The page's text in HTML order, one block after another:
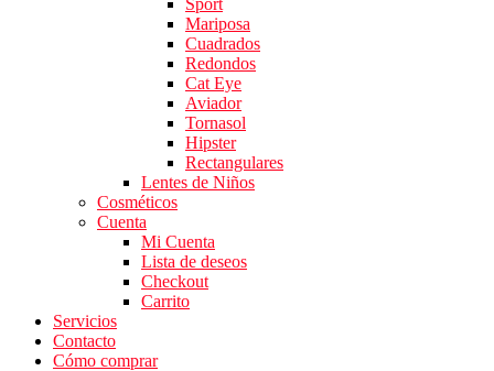
Sport
Mariposa
Cuadrados
Redondos
Cat Eye
Aviador
Tornasol
Hipster
Rectangulares
Lentes de Niños
Cosméticos
Cuenta
Mi Cuenta
Lista de deseos
Checkout
Carrito
Servicios
Contacto
Cómo comprar